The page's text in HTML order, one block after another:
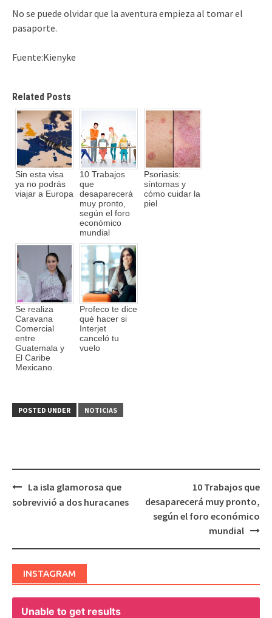
No se puede olvidar que la aventura empieza al tomar el
pasaporte.
Fuente:Kienyke
Related Posts
Sin esta visa
ya no podrás
viajar a Europa
10 Trabajos
que
desaparecerá
muy pronto,
según el foro
económico
mundial
Psoriasis:
síntomas y
cómo cuidar la
piel
Se realiza
Caravana
Comercial
entre
Guatemala y
El Caribe
Mexicano.
Profeco te dice
qué hacer si
Interjet
canceló tu
vuelo
POSTED UNDER NOTICIAS
Post
La isla glamorosa que
sobrevivió a dos huracanes
10 Trabajos que
desaparecerá muy pronto,
según el foro económico
mundial
INSTAGRAM
Unable to get results